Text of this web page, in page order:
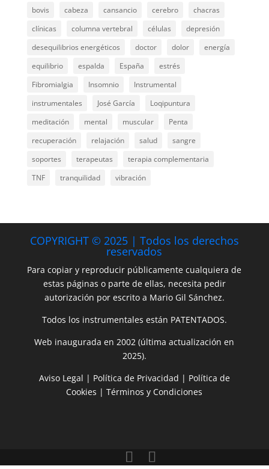
bovis
cabeza cansancio cerebro
chacras
clínicas
columna vertebral células
depresión
desequilibrios energéticos
doctor dolor
energía
equilibrio
espalda España
estrés
Fibromialgia
Insomnio
Instrumental
instrumentales
José García
Loqipuntura
meditación
mental muscular
Penta
recuperación
relajación salud
sangre
soportes
terapeutas
terapia complementaria
TNF
tranquilidad vibración
COPYRIGHT © 2025 | Todos los derechos
reservados
Para copiar y reproducir públicamente cualquiera de
estas páginas o parte de ellas, necesita pedir
autorización por escrito a Mario Gil Sánchez.
Todos los instrumentales están PATENTADOS.
Web inaugurada en 2002 (última actualización en
2025).
Aviso Legal | Política de Privacidad | Política de
Cookies |Términos y Condiciones